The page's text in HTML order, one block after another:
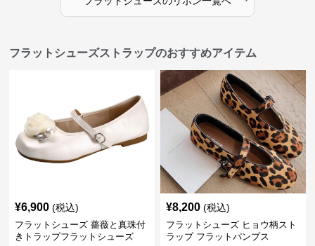
フラットシューズストラップのおすすめアイテム
¥6,900 (税込)
フラットシューズ 薔薇と真珠付
きトラップフラットシューズ
¥8,200 (税込)
フラットシューズ ヒョウ柄スト
ラップ フラットパンプス